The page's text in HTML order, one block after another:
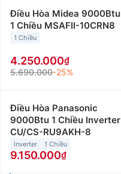
Điều Hòa Midea 9000Btu
1 Chiều MSAFII-10CRN8
1 Chiều
4.250.000
5.690.000-25%
Điều Hòa Panasonic
9000Btu 1 Chiều Inverter
CU/CS-RU9AKH-8
Inverter 1 Chiều
9.150.000